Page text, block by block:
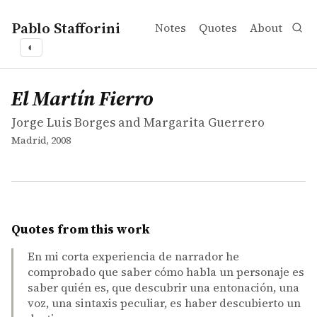
Pablo Stafforini Notes Quotes About
◐
works
Jorge Luis Borges and Margarita Guerrero
El Martín Fierro
book
El Martín Fierro
Jorge Luis Borges and Margarita Guerrero
Madrid, 2008
Quotes from this work
En mi corta experiencia de narrador he
comprobado que saber cómo habla un personaje es
saber quién es, que descubrir una entonación, una
voz, una sintaxis peculiar, es haber descubierto un